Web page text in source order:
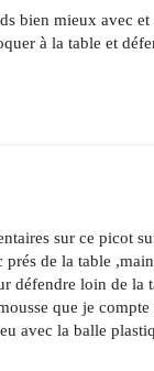
bien mieux avec
à la table et
sur ce picot
de la table
défendre loin de
que je
avec la balle